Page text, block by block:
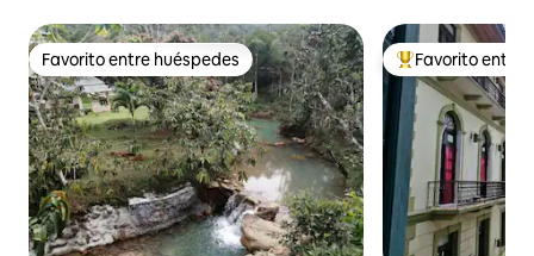
Favorito entre huéspedes
Favorito entre huéspedes Favorito entre
Favorito entre